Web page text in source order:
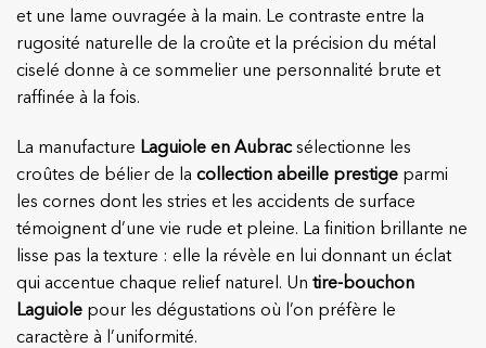
et une lame ouvragée à la main. Le contraste entre la
rugosité naturelle de la croûte et la précision du métal
ciselé donne à ce sommelier une personnalité brute et
raffinée à la fois.
La manufacture Laguiole en Aubracsélectionne les
croûtes de bélier de la collection abeille prestige parmi
les cornes dont les stries et les accidents de surface
témoignent d’une vie rude et pleine. La finition brillante ne
lisse pas la texture : elle la révèle en lui donnant un éclat
qui accentue chaque relief naturel. Un tire-bouchon
Laguiole pour les dégustations où l’on préfère le
caractère à l’uniformité.